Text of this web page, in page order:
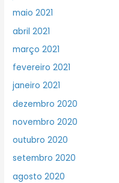
maio 2021
abril 2021
março 2021
fevereiro 2021
janeiro 2021
dezembro 2020
novembro 2020
outubro 2020
setembro 2020
agosto 2020